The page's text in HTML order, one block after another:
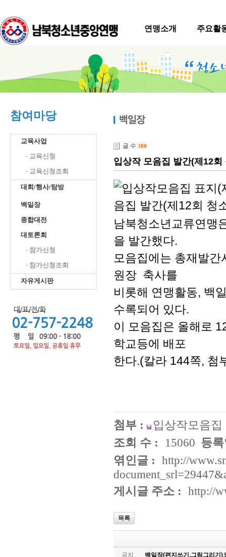
연맹소개 주요활
참여마당
교육사업
· 교육신청
· 교육신청조회
대회/행사/탐방
백일장
종합대전
대토론회
· 참가신청
· 참가신청조회
자유게시판
글 수 380
입상작 모음집 발간(제12
남북청소년교류연맹
을 발간했다.
모음집에는 총재발
원장 축사를
비롯해 연맹활동, 백
수록되어 있다.
이 모음집은 올해로
학교등에 배포
한다.(칼라 144쪽, 첨
첨부 :
입상작모음
조회 수 :
15060 등
엮인글 : http://
게시글 주소 : http://
목록
공지 백일장(편지쓰기,그림그리기)